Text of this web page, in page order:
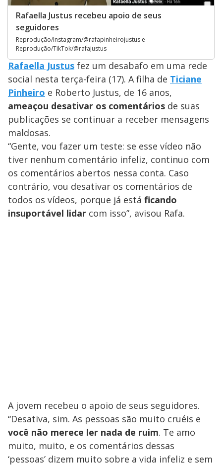
Rafaella Justus recebeu apoio de seus
seguidores
Reprodução/Instagram/@rafapinheirojustus e
Reprodução/TikTok/@rafajustus
Rafaella Justus fez um desabafo em uma rede
social nesta terça-feira (17). A filha de Ticiane
Pinheiro e Roberto Justus, de 16 anos,
ameaçou desativar os comentários de suas
publicações se continuar a receber mensagens
maldosas.
“Gente, vou fazer um teste: se esse vídeo não
tiver nenhum comentário infeliz, continuo com
os comentários abertos nessa conta. Caso
contrário, vou desativar os comentários de
todos os vídeos, porque já está ficando
insuportável lidar com isso”, avisou Rafa.
A jovem recebeu o apoio de seus seguidores.
“Desativa, sim. As pessoas são muito cruéis e
você não merece ler nada de ruim. Te amo
muito, muito, e os comentários dessas
‘pessoas’ dizem muito sobre a vida infeliz e sem